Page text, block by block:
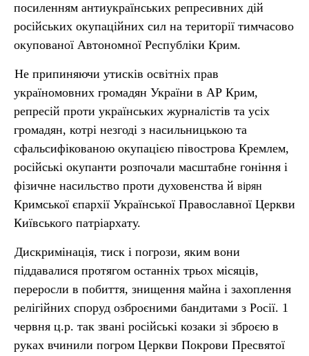
посиленням антиукраїнських репресивних дій
російських окупаційних сил на території тимчасово
окупованої Автономної Республіки Крим.
Не припиняючи утисків освітніх прав
україномовних громадян України в АР Крим,
репресій проти українських журналістів та усіх
громадян, котрі незгоді з насильницькою та
сфальсифікованою окупацією півострова Кремлем,
російські окупанти розпочали масштабне гоніння і
фізичне насильство проти духовенства й вірян
Кримської єпархії Української Православної Церкви
Київського патріархату.
Дискримінація, тиск і погрози, яким вони
піддавалися протягом останніх трьох місяців,
переросли в побиття, знищення майна і захоплення
релігійних споруд озброєними бандитами з Росії. 1
червня ц.р. так звані російські козаки зі зброєю в
руках вчинили погром Церкви Покрови Пресвятої